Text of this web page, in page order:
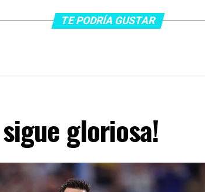
TE PODRÍA GUSTAR
gloriosa!